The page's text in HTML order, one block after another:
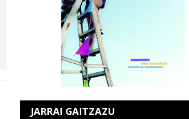
JARRAI GAITZAZU